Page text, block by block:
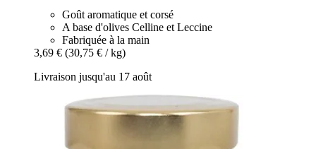
Goût aromatique et corsé
A base d'olives Celline et Leccine
Fabriquée à la main
3,69 € (30,75 € / kg)
Livraison jusqu'au 17 août